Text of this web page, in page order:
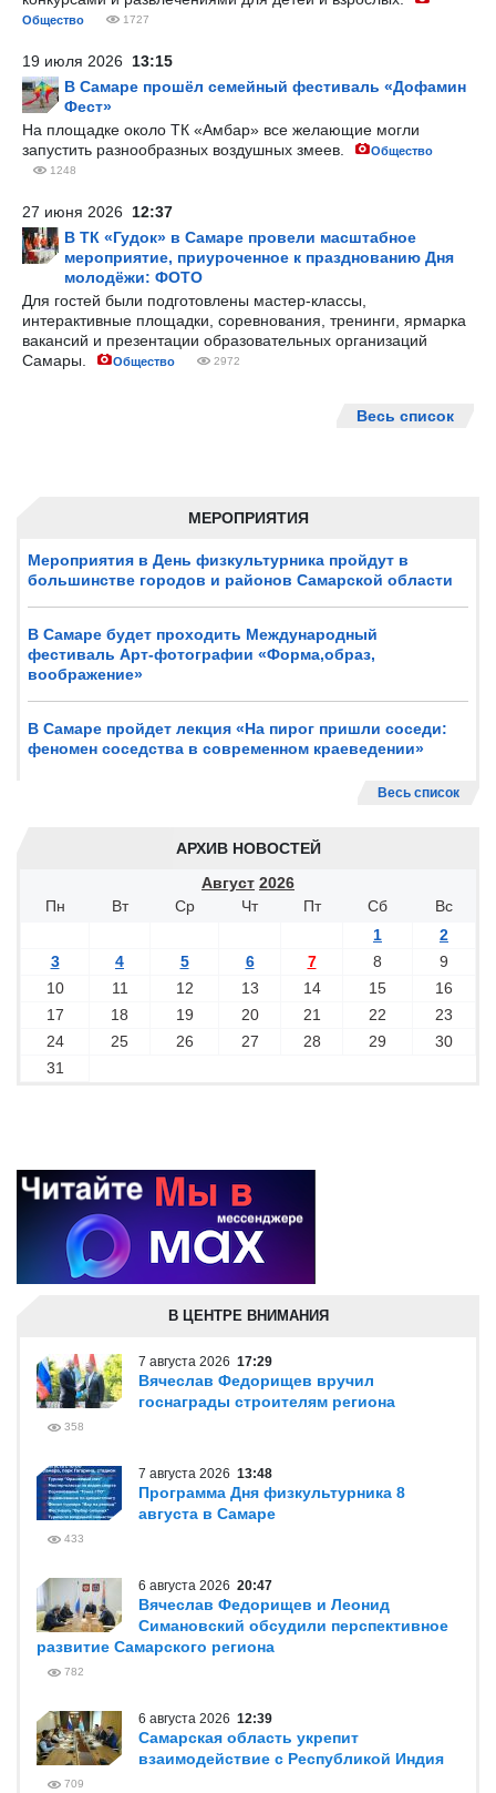
МЕРОПРИЯТИЯ
Мероприятия в День физкультурника пройдут в
большинстве городов и районов Самарской области
В Самаре будет проходить Международный
фестиваль Арт-фотографии «Форма,образ,
воображение»
В Самаре пройдет лекция «На пирог пришли соседи:
феномен соседства в современном краеведении»
Весь список
АРХИВ НОВОСТЕЙ
Август 2026
Пн
Вт Ср Чт Пт Сб
Вс
1
2
3
4 5 6 7 8
9
10
11 12 13 14 15
16
17
18 19 20 21 22
23
24
25 26 27 28 29
30
31
Общество 1727
19 июля 2026 13:15
В Самаре прошёл семейный фестиваль «Дофамин
Фест»
На площадке около ТК «Амбар» все желающие могли
запустить разнообразных воздушных змеев.
Общество
1248
27 июня 2026 12:37
В ТК «Гудок» в Самаре провели масштабное
мероприятие, приуроченное к празднованию Дня
молодёжи: ФОТО
Для гостей были подготовлены мастер-классы,
интерактивные площадки, соревнования, тренинги, ярмарка
вакансий и презентации образовательных организаций
Самары.
Общество 2972
Весь список
В ЦЕНТРЕ ВНИМАНИЯ
7 августа 2026
358
7 августа 2026